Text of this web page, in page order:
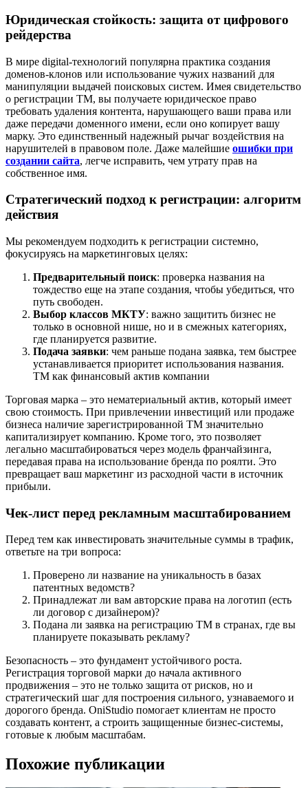
Юридическая стойкость: защита от цифрового
рейдерства
В мире digital-технологий популярна практика создания
доменов-клонов или использование чужих названий для
манипуляции выдачей поисковых систем. Имея свидетельство
о регистрации ТМ, вы получаете юридическое право
требовать удаления контента, нарушающего ваши права или
даже передачи доменного имени, если оно копирует вашу
марку. Это единственный надежный рычаг воздействия на
нарушителей в правовом поле. Даже малейшие ошибки при
создании сайта, легче исправить, чем утрату прав на
собственное имя.
Стратегический подход к регистрации: алгоритм
действия
Мы рекомендуем подходить к регистрации системно,
фокусируясь на маркетинговых целях:
Предварительный поиск: проверка названия на
тождество еще на этапе создания, чтобы убедиться, что
путь свободен.
Выбор классов МКТУ: важно защитить бизнес не
только в основной нише, но и в смежных категориях,
где планируется развитие.
Подача заявки: чем раньше подана заявка, тем быстрее
устанавливается приоритет использования названия.
ТМ как финансовый актив компании
Торговая марка – это нематериальный актив, который имеет
свою стоимость. При привлечении инвестиций или продаже
бизнеса наличие зарегистрированной ТМ значительно
капитализирует компанию. Кроме того, это позволяет
легально масштабироваться через модель франчайзинга,
передавая права на использование бренда по роялти. Это
превращает ваш маркетинг из расходной части в источник
прибыли.
Чек-лист перед рекламным масштабированием
Перед тем как инвестировать значительные суммы в трафик,
ответьте на три вопроса:
Проверено ли название на уникальность в базах
патентных ведомств?
Принадлежат ли вам авторские права на логотип (есть
ли договор с дизайнером)?
Подана ли заявка на регистрацию ТМ в странах, где вы
планируете показывать рекламу?
Безопасность – это фундамент устойчивого роста.
Регистрация торговой марки до начала активного
продвижения – это не только защита от рисков, но и
стратегический шаг для построения сильного, узнаваемого и
дорогого бренда. OniStudio помогает клиентам не просто
создавать контент, а строить защищенные бизнес-системы,
готовые к любым масштабам.
Похожие публикации